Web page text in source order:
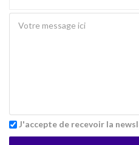
J'accepte de recevoir la